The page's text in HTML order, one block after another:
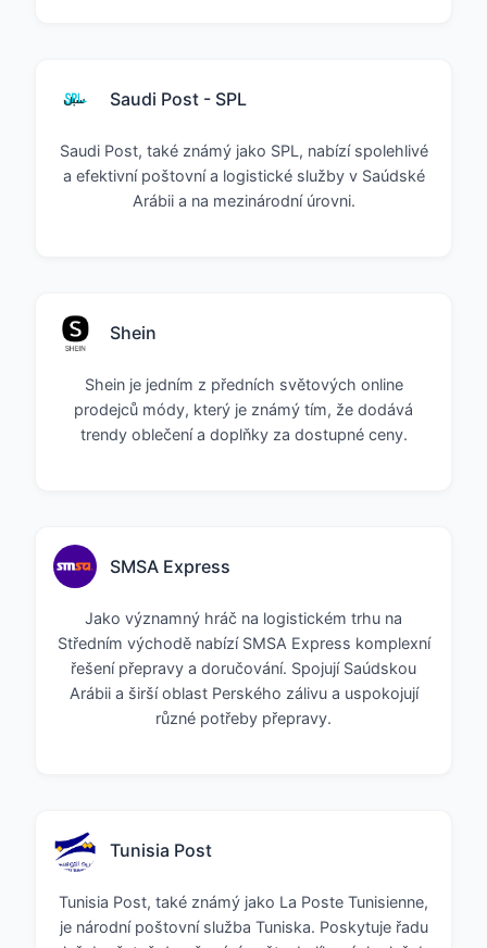
Saudi Post - SPL
Saudi Post, také známý jako SPL, nabízí spolehlivé
a efektivní poštovní a logistické služby v Saúdské
Arábii a na mezinárodní úrovni.
Shein
Shein je jedním z předních světových online
prodejců módy, který je známý tím, že dodává
trendy oblečení a doplňky za dostupné ceny.
SMSA Express
Jako významný hráč na logistickém trhu na
Středním východě nabízí SMSA Express komplexní
řešení přepravy a doručování. Spojují Saúdskou
Arábii a širší oblast Perského zálivu a uspokojují
různé potřeby přepravy.
Tunisia Post
Tunisia Post, také známý jako La Poste Tunisienne,
je národní poštovní služba Tuniska. Poskytuje řadu